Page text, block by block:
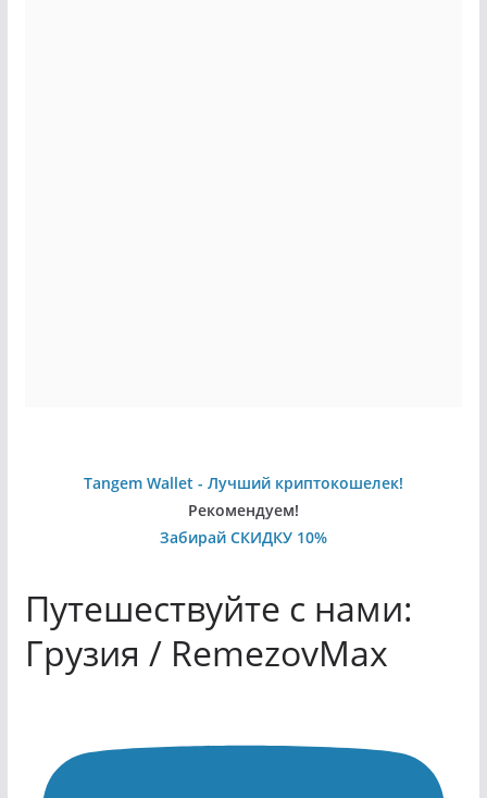
Tangem Wallet - Лучший криптокошелек!
Рекомендуем!
Забирай СКИДКУ 10%
Путешествуйте с нами:
Грузия / RemezovMax